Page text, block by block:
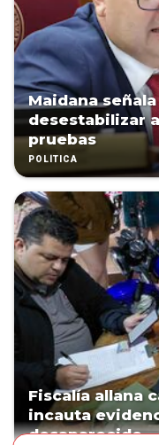
Maidana
desestabilizar
pruebas
POLÍTICA
Fiscalía allana
incauta
desaparecido